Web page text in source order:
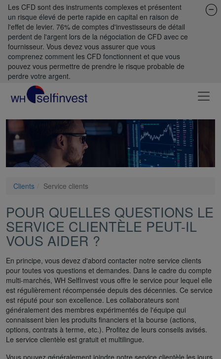
Les CFD sont des instruments complexes et présentent
un risque élevé de perte rapide en capital en raison de
l'effet de levier. 76% de comptes d'investisseurs de détail
perdent de l'argent lors de la négociation de CFD avec ce
fournisseur. Vous devez vous assurer que vous
comprenez comment les CFD fonctionnent et que vous
pouvez vous permettre de prendre le risque probable de
perdre votre argent.
Clients Service clients
POUR QUELLES QUESTIONS LE
SERVICE CLIENTÈLE PEUT-IL
VOUS AIDER ?
En principe, vous devez d'abord contacter notre service clients
pour toutes vos questions et demandes. Dans le cadre du compte
multi-marchés, WH SelfInvest vous offre le service pour lequel elle
est régulièrement récompensée depuis des décennies. Ce service
est réputé pour son excellence. Les collaborateurs sont
généralement des membres expérimentés de l'équipe qui
connaissent bien les produits financiers et la bourse (actions,
options, contrats à terme, etc.). Profitez de leurs conseils avisés.
Le service clientèle est gratuit et multilingue.
Vous pouvez généralement joindre notre service clientèle les jours